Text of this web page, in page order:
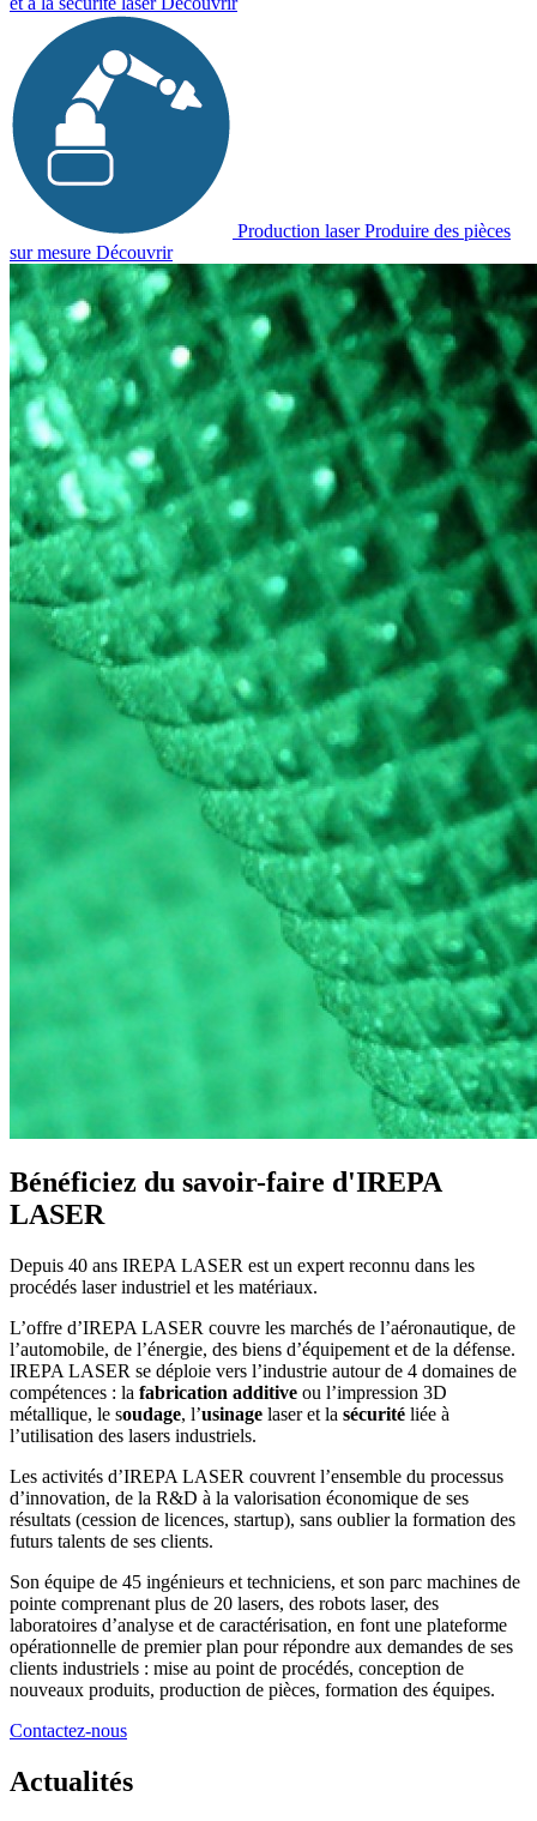
Production laser Produire des pièces
sur mesure Découvrir
Bénéficiez du savoir-faire d'IREPA
LASER
Depuis 40 ans IREPA LASER est un expert reconnu dans les
procédés laser industriel et les matériaux.
L’offre d’IREPA LASER couvre les marchés de l’aéronautique, de
l’automobile, de l’énergie, des biens d’équipement et de la défense.
IREPA LASER se déploie vers l’industrie autour de 4 domaines de
compétences : la fabrication additive ou l’impression 3D
métallique, le soudage, l’usinage laser et la sécurité liée à
l’utilisation des lasers industriels.
Les activités d’IREPA LASER couvrent l’ensemble du processus
d’innovation, de la R&D à la valorisation économique de ses
résultats (cession de licences, startup), sans oublier la formation des
futurs talents de ses clients.
Son équipe de 45 ingénieurs et techniciens, et son parc machines de
pointe comprenant plus de 20 lasers, des robots laser, des
laboratoires d’analyse et de caractérisation, en font une plateforme
opérationnelle de premier plan pour répondre aux demandes de ses
clients industriels : mise au point de procédés, conception de
nouveaux produits, production de pièces, formation des équipes.
Contactez-nous
Actualités